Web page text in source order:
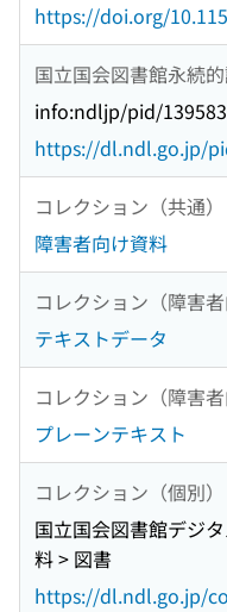
https://doi.org/
国立国会図書館永続
info:ndljp/pid/
https://dl.ndl.go.jp/
コレクション（共通）
障害者向け資料
コレクション（障害
テキストデータ
コレクション（障害
プレーンテキスト
コレクション（個別）
国立国会図書館デジ
料 > 図書
https://dl.ndl.go.jp/